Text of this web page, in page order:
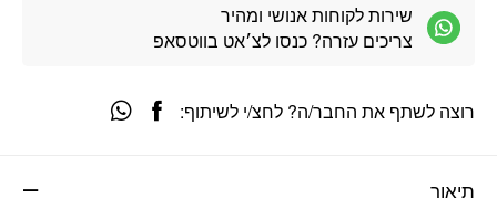
שירות לקוחות אנושי ומהיר
צריכים עזרה? כנסו לצ׳אט בווטסאפ
תיאור
רוצה לשתף את החבר/ה? לחצ/י לשיתוף: